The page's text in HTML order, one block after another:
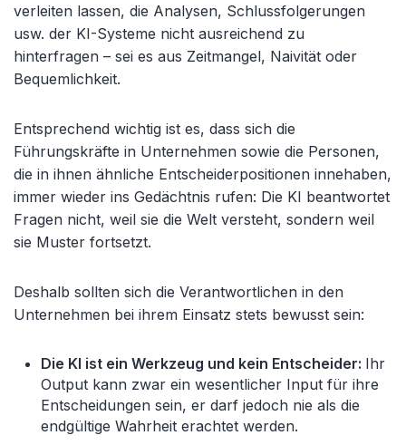
verleiten lassen, die Analysen, Schlussfolgerungen
usw. der KI-Systeme nicht ausreichend zu
hinterfragen – sei es aus Zeitmangel, Naivität oder
Bequemlichkeit.
Entsprechend wichtig ist es, dass sich die
Führungskräfte in Unternehmen sowie die Personen,
die in ihnen ähnliche Entscheiderpositionen innehaben,
immer wieder ins Gedächtnis rufen: Die KI beantwortet
Fragen nicht, weil sie die Welt versteht, sondern weil
sie Muster fortsetzt.
Deshalb sollten sich die Verantwortlichen in den
Unternehmen bei ihrem Einsatz stets bewusst sein:
Die KI ist ein Werkzeug und kein Entscheider: Ihr
Output kann zwar ein wesentlicher Input für ihre
Entscheidungen sein, er darf jedoch nie als die
endgültige Wahrheit erachtet werden.